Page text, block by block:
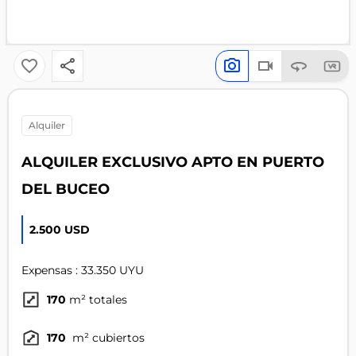
alquiler
ALQUILER EXCLUSIVO APTO EN PUERTO
DEL BUCEO
2.500 USD
Expensas : 33.350 UYU
170 m² totales
170 m² cubiertos